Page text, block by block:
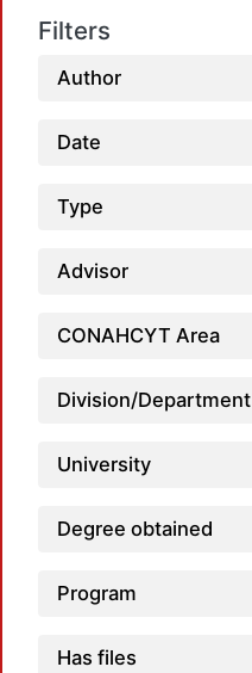
Filters
Author
Date
Type
Advisor
CONAHCYT Area
Division/Department
University
Degree obtained
Program
Has files